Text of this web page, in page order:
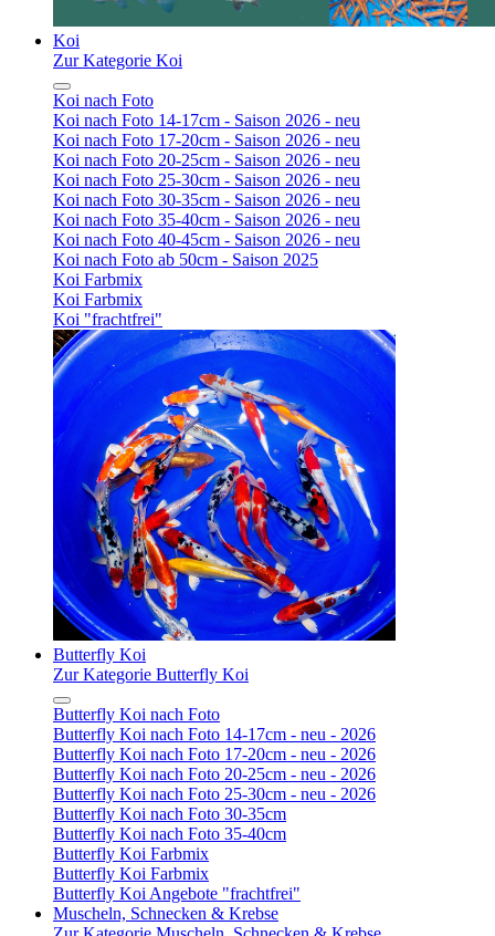
Koi
Zur Kategorie Koi
Koi nach Foto
Koi nach Foto 14-17cm - Saison 2026 - neu
Koi nach Foto 17-20cm - Saison 2026 - neu
Koi nach Foto 20-25cm - Saison 2026 - neu
Koi nach Foto 25-30cm - Saison 2026 - neu
Koi nach Foto 30-35cm - Saison 2026 - neu
Koi nach Foto 35-40cm - Saison 2026 - neu
Koi nach Foto 40-45cm - Saison 2026 - neu
Koi nach Foto ab 50cm - Saison 2025
Koi Farbmix
Koi Farbmix
Koi "frachtfrei"
Butterfly Koi
Zur Kategorie Butterfly Koi
Butterfly Koi nach Foto
Butterfly Koi nach Foto 14-17cm - neu - 2026
Butterfly Koi nach Foto 17-20cm - neu - 2026
Butterfly Koi nach Foto 20-25cm - neu - 2026
Butterfly Koi nach Foto 25-30cm - neu - 2026
Butterfly Koi nach Foto 30-35cm
Butterfly Koi nach Foto 35-40cm
Butterfly Koi Farbmix
Butterfly Koi Farbmix
Butterfly Koi Angebote "frachtfrei"
Muscheln, Schnecken & Krebse